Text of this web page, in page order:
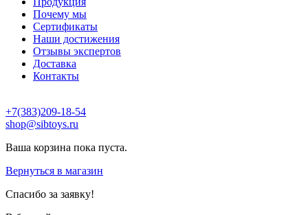
Почему мы
Сертификаты
Наши достижения
Отзывы экспертов
Доставка
Контакты
+7(383)209-18-54
shop@sibtoys.ru
Ваша корзина пока пуста.
Вернуться в магазин
Спасибо за заявку!